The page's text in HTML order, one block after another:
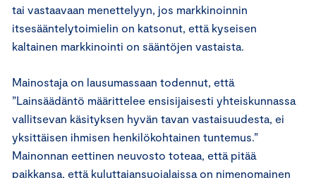
tai vastaavaan menettelyyn, jos markkinoinnin
itsesääntelytoimielin on katsonut, että kyseisen
kaltainen markkinointi on sääntöjen vastaista.
Mainostaja on lausumassaan todennut, että
”Lainsäädäntö määrittelee ensisijaisesti yhteiskunnassa
vallitsevan käsityksen hyvän tavan vastaisuudesta, ei
yksittäisen ihmisen henkilökohtainen tuntemus.”
Mainonnan eettinen neuvosto toteaa, että pitää
paikkansa, että kuluttajansuojalaissa on nimenomainen